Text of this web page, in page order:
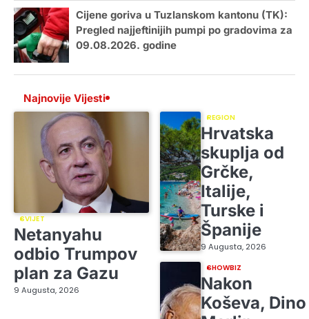
Cijene goriva u Tuzlanskom kantonu (TK):
Pregled najjeftinijih pumpi po gradovima za
09.08.2026. godine
Najnovije Vijesti
SVIJET
Netanyahu
odbio Trumpov
plan za Gazu
9 Augusta, 2026
REGION
Hrvatska
skuplja od
Grčke,
Italije,
Turske i
Španije
9 Augusta, 2026
SHOWBIZ
Nakon
Koševa, Dino